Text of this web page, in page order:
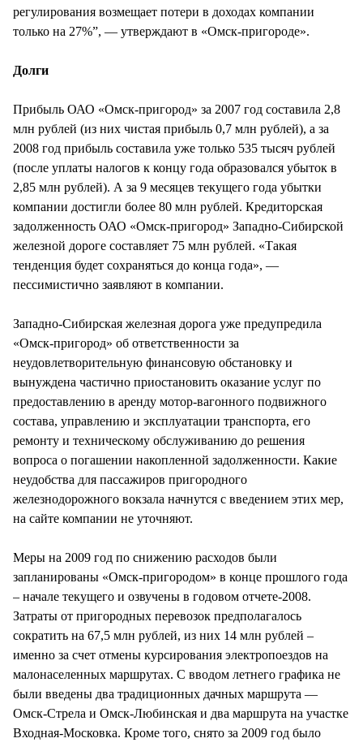
регулирования возмещает потери в доходах компании
только на 27%”, — утверждают в «Омск-пригороде».
Долги
Прибыль ОАО «Омск-пригород» за 2007 год составила 2,8
млн рублей (из них чистая прибыль 0,7 млн рублей), а за
2008 год прибыль составила уже только 535 тысяч рублей
(после уплаты налогов к концу года образовался убыток в
2,85 млн рублей). А за 9 месяцев текущего года убытки
компании достигли более 80 млн рублей. Кредиторская
задолженность ОАО «Омск-пригород» Западно-Сибирской
железной дороге составляет 75 млн рублей. «Такая
тенденция будет сохраняться до конца года», —
пессимистично заявляют в компании.
Западно-Сибирская железная дорога уже предупредила
«Омск-пригород» об ответственности за
неудовлетворительную финансовую обстановку и
вынуждена частично приостановить оказание услуг по
предоставлению в аренду мотор-вагонного подвижного
состава, управлению и эксплуатации транспорта, его
ремонту и техническому обслуживанию до решения
вопроса о погашении накопленной задолженности. Какие
неудобства для пассажиров пригородного
железнодорожного вокзала начнутся с введением этих мер,
на сайте компании не уточняют.
Меры на 2009 год по снижению расходов были
запланированы «Омск-пригородом» в конце прошлого года
– начале текущего и озвучены в годовом отчете-2008.
Затраты от пригородных перевозок предполагалось
сократить на 67,5 млн рублей, из них 14 млн рублей –
именно за счет отмены курсирования электропоездов на
малонаселенных маршрутах. С вводом летнего графика не
были введены два традиционных дачных маршрута —
Омск-Стрела и Омск-Любинская и два маршрута на участке
Входная-Московка. Кроме того, снято за 2009 год было